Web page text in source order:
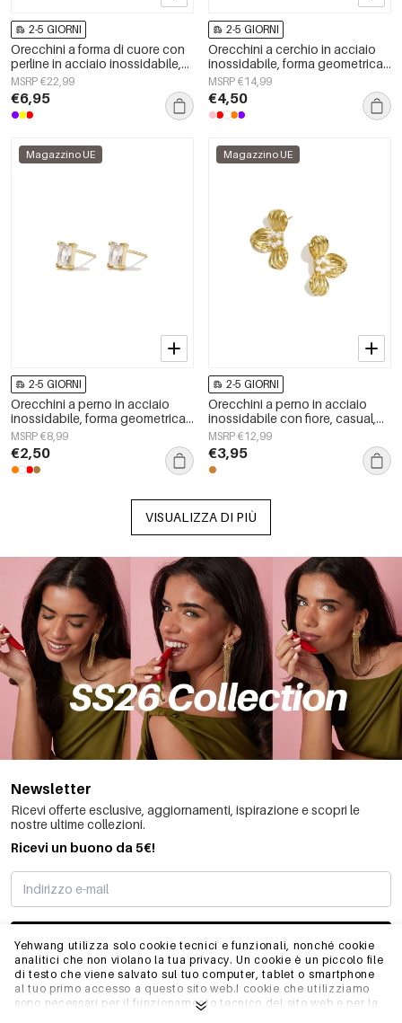
Yehwang utilizza solo cookie tecnici e funzionali, nonché cookie
analitici che non violano la tua privacy. Un cookie è un piccolo file
di testo che viene salvato sul tuo computer, tablet o smartphone
al tuo primo accesso a questo sito web.I cookie che utilizziamo
sono necessari per il funzionamento tecnico del sito web e per la
2-5 GIORNI
Orecchini a forma di cuore con
perline in acciaio inossidabile,
semplici, della serie Daily
Simple, gioielli da donna.
MSRP €22,99
€6,95
2-5 GIORNI
Orecchini a cerchio in acciaio
inossidabile, forma geometrica,
semplici, serie Daily Simple,
gioielli da donna
MSRP €14,99
€4,50
Magazzino UE
2-5 GIORNI
Orecchini a perno in acciaio
inossidabile, forma geometrica,
semplici, per tutti i giorni, serie
Simple, gioielli da donna
MSRP €8,99
€2,50
Magazzino UE
2-5 GIORNI
Orecchini a perno in acciaio
inossidabile con fiore, casual,
quotidiani, romantici, della serie
da donna.
MSRP €12,99
€3,95
VISUALIZZA DI PIÙ
Newsletter
Ricevi offerte esclusive, aggiornamenti, ispirazione e scopri le
nostre ultime collezioni.
Ricevi un buono da 5€!
MI STO REGISTRANDO
INFO